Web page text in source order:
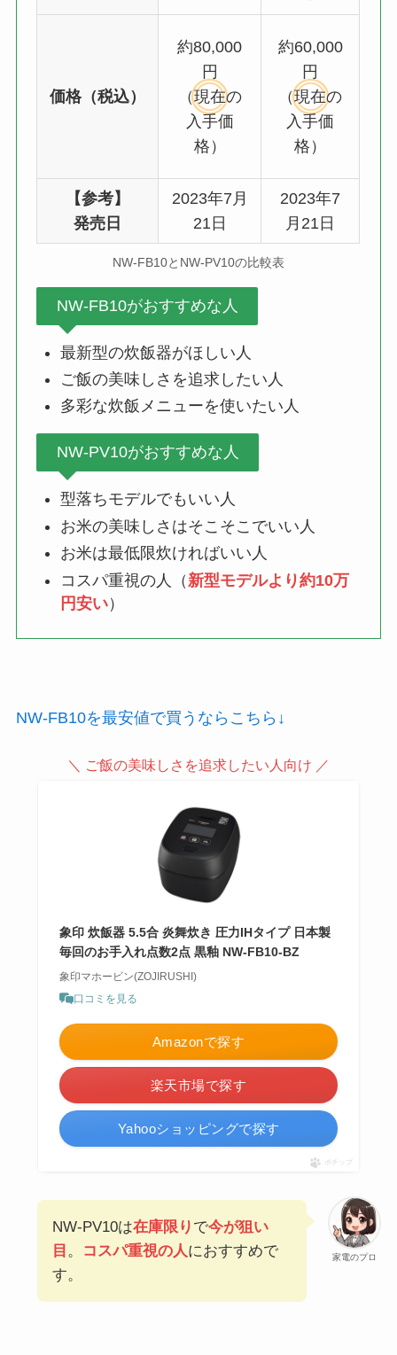
価格（税込）
約80,000
円
（現在の
入手価
格）
約60,000
円
（現在の
入手価
格）
【参考】
発売日
2023年7月
21日
2023年7
月21日
NW-FB10とNW-PV10の比較表
NW-FB10がおすすめな人
最新型の炊飯器がほしい人
ご飯の美味しさを追求したい人
多彩な炊飯メニューを使いたい人
NW-PV10がおすすめな人
型落ちモデルでもいい人
お米の美味しさはそこそこでいい人
お米は最低限炊ければいい人
コスパ重視の人（ 新型モデルより約10万
円安い）
NW-FB10を最安値で買うならこちら↓
＼ ご飯の美味しさを追求したい人向け ／
象印 炊飯器 5.5合 炎舞炊き 圧力IHタイプ 日本製
毎回のお手入れ点数2点 黒釉 NW-FB10-BZ
象印マホービン(ZOJIRUSHI)
口コミを見る
Amazonで探す
楽天市場で探す
Yahooショッピングで探す
ポチップ
家電のプロ
NW-PV10は在庫限り で今が狙い
目 。 コスパ重視の人におすすめで
す。